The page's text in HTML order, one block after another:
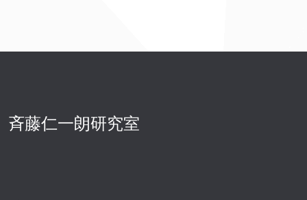
斉藤仁一朗研究室